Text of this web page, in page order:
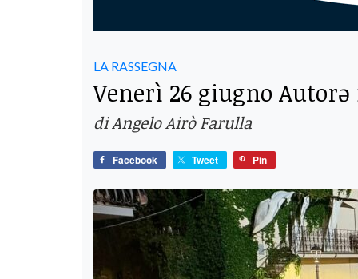
LA RASSEGNA
Venerì 26 giugno
di Angelo Airò Farulla
Facebook Tweet Pin